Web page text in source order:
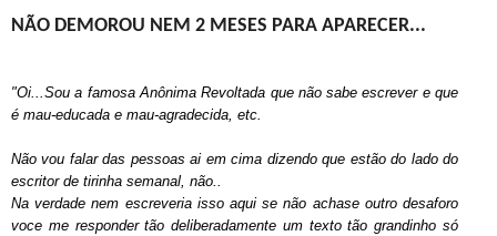
NÃO DEMOROU NEM 2 MESES PARA APARECER...
"Oi...Sou a famosa Anônima Revoltada que não sabe escrever e que
é mau-educada e mau-agradecida, etc.
Não vou falar das pessoas ai em cima dizendo que estão do lado do
escritor de tirinha semanal, não..
Na verdade nem escreveria isso aqui se não achase outro desaforo
voce me responder tão deliberadamente um texto tão grandinho só